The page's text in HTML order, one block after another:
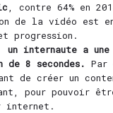
, contre 64% en
de la vidéo est
progression.
un internaute a une
de 8 secondes.
Par
de créer un
pour pouvoir
internet.